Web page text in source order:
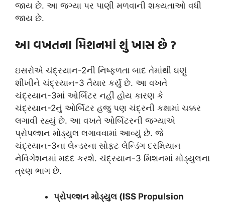
જાય છે. આ જગ્યા પર પાણી મળવાની શક્યતાઓ વધી
જાય છે.
આ વખતના મિશનમાં શું ખાસ છે ?
ઇસરોએ ચંદ્રયાન-2ની નિષ્ફળતા બાદ તેમાંથી ઘણું
શીખીને ચંદ્રયાન-3 તૈયાર કર્યું છે. આ વખતે
ચંદ્રયાન-3માં ઓર્બિટર નહીં હોય કારણ કે
ચંદ્રયાન-2નું ઓર્બિટર હજુ પણ ચંદ્રની કક્ષામાં ચક્કર
લગાવી રહ્યું છે. આ વખતે ઓર્બિટરની જગ્યાએ
પ્રોપલ્શન મોડ્યુલ લગાવવામાં આવ્યું છે. જે
ચંદ્રયાન-3ના લેન્ડરના સોફ્ટ લેન્ડિંગ દરમિયાન
નેવિગેશનમાં મદદ કરશે. ચંદ્રયાન-3 મિશનમાં મોડ્યુલના
ત્રણ ભાગ છે.
પ્રોપલ્શન મોડ્યુલ (ISS Propulsion